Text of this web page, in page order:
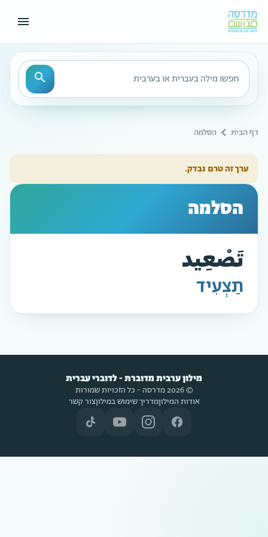
menu
חיפוש
search
דף הבית chevron_left הסלמה
ערך זה טרם נבדק.
הסלמה
تَصْعِيد
תַצְעִיד
מילון ערבית מדוברת - לדוברי עברית
© 2026 מדרסה - כל הזכויות שמורות
אודות המילוןמדריך שימוש במילוןצור קשר